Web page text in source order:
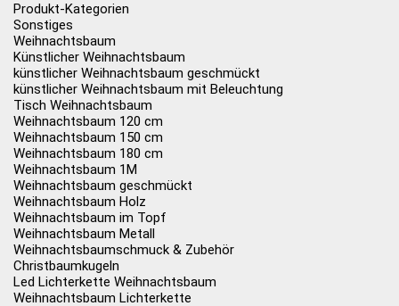
Produkt-Kategorien
Sonstiges
Weihnachtsbaum
Künstlicher Weihnachtsbaum
künstlicher Weihnachtsbaum geschmückt
künstlicher Weihnachtsbaum mit Beleuchtung
Tisch Weihnachtsbaum
Weihnachtsbaum 120 cm
Weihnachtsbaum 150 cm
Weihnachtsbaum 180 cm
Weihnachtsbaum 1M
Weihnachtsbaum geschmückt
Weihnachtsbaum Holz
Weihnachtsbaum im Topf
Weihnachtsbaum Metall
Weihnachtsbaumschmuck & Zubehör
Christbaumkugeln
Led Lichterkette Weihnachtsbaum
Weihnachtsbaum Lichterkette